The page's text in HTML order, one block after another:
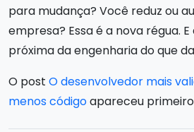
para mudança? Você reduz ou
empresa? Essa é a nova régua.
próxima da engenharia do que
O post O desenvolvedor mais
menos códigoapareceu